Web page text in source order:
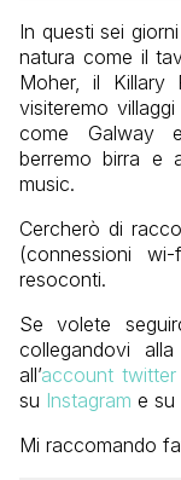
In questi sei
natura come il
Moher, il Killary
visiteremo
come Galway
berremo birra e
music.
Cercherò di
(connessioni
resoconti.
Se volete
collegandovi
all’account twitter
su Instagram e su
Mi raccomando